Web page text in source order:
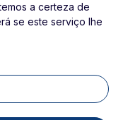
a certeza de
se este serviço lhe